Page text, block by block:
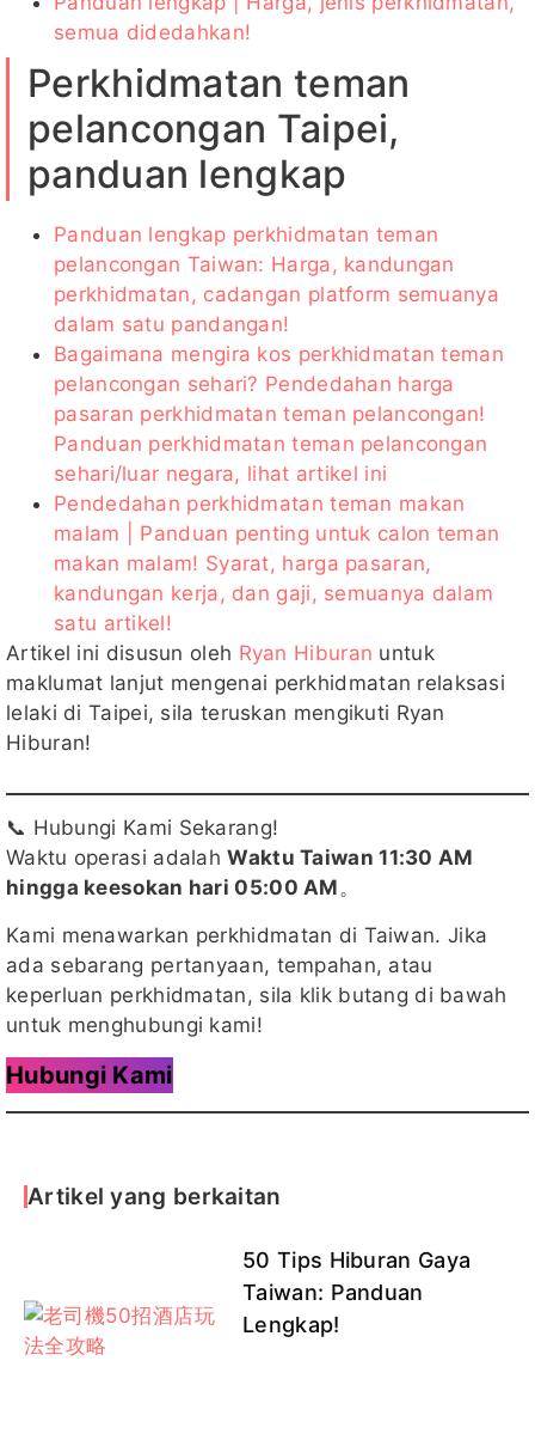
semua didedahkan!
Perkhidmatan teman
pelancongan Taipei,
panduan lengkap
Panduan lengkap perkhidmatan teman
pelancongan Taiwan: Harga, kandungan
perkhidmatan, cadangan platform semuanya
dalam satu pandangan!
Bagaimana mengira kos perkhidmatan teman
pelancongan sehari? Pendedahan harga
pasaran perkhidmatan teman pelancongan!
Panduan perkhidmatan teman pelancongan
sehari/luar negara, lihat artikel ini
Pendedahan perkhidmatan teman makan
malam | Panduan penting untuk calon teman
makan malam! Syarat, harga pasaran,
kandungan kerja, dan gaji, semuanya dalam
satu artikel!
Artikel ini disusun oleh Ryan Hiburan untuk
maklumat lanjut mengenai perkhidmatan relaksasi
lelaki di Taipei, sila teruskan mengikuti Ryan
Hiburan!
📞 Hubungi Kami Sekarang!
Waktu operasi adalahWaktu Taiwan 11:30 AM
hingga keesokan hari 05:00 AM。
Kami menawarkan perkhidmatan di Taiwan. Jika
ada sebarang pertanyaan, tempahan, atau
keperluan perkhidmatan, sila klik butang di bawah
untuk menghubungi kami!
Hubungi Kami
Artikel yang berkaitan
50 Tips Hiburan Gaya
Taiwan: Panduan
Lengkap!